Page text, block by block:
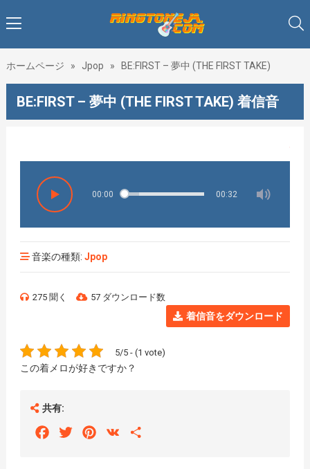
ホームページ » Jpop » BE:FIRST – 夢中 (THE FIRST TAKE)
BE:FIRST – 夢中 (THE FIRST TAKE) 着信音
♥♥♥着
00:00 00:32
音楽の種類: Jpop
275 聞く 57 ダウンロード数
着信音をダウンロード
5/5 - (1 vote)
この着メロが好きですか？
共有:
FacebookTwitterPinterest
VK